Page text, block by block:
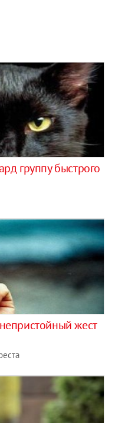
группу быстрого
жест